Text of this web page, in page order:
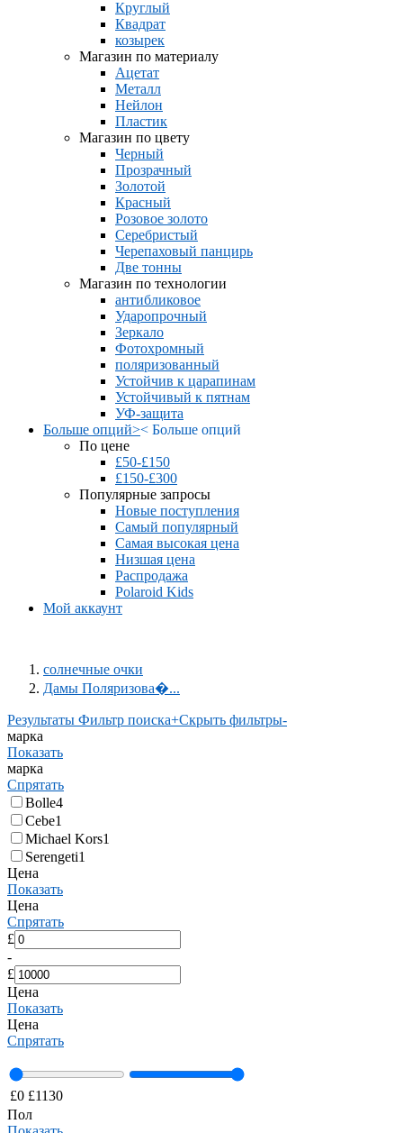
Круглый
Квадрат
козырек
Магазин по материалу
Ацетат
Металл
Нейлон
Пластик
Магазин по цвету
Черный
Прозрачный
Золотой
Красный
Розовое золото
Серебристый
Черепаховый панцирь
Две тонны
Магазин по технологии
антибликовое
Ударопрочный
Зеркало
Фотохромный
поляризованный
Устойчив к царапинам
Устойчивый к пятнам
УФ-защита
Больше опций>< Больше опций
По цене
£50-£150
£150-£300
Популярные запросы
Новые поступления
Самый популярный
Самая высокая цена
Низшая цена
Распродажа
Polaroid Kids
Мой аккаунт
солнечные очки
Дамы Поляризова�...
Результаты Фильтр поиска+Скрыть фильтры-
марка
Показать
марка
Спрятать
Bolle4
Cebe1
Michael Kors1
Serengeti1
Цена
Показать
Цена
Спрятать
£
-
£
Цена
Показать
Цена
Спрятать
£0 £1130
Пол